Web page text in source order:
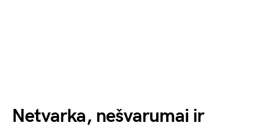
Netvarka, nešvarumai ir